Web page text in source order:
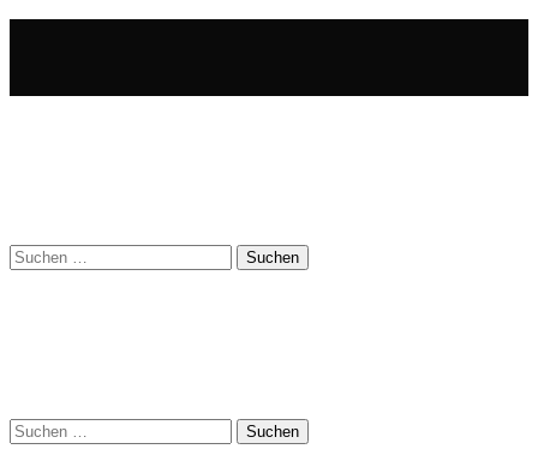
Suchen
nach:
Suchen
nach: